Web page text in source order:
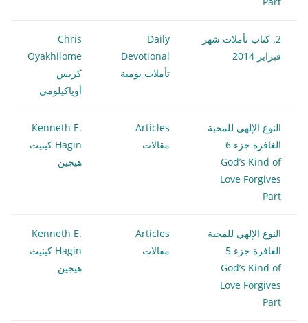
2. كتاب تأملات شهر
فبراير 2014
Daily
Devotional
تأملات يومية
Chris
Oyakhilome
كريس
أوياكيلومي
النوع الإلهي للمحبة
الغافرة جزء 6
God’s Kind of
Love Forgives
Part
Articles
مقالات
Kenneth E.
Hagin كينيث
هيجين
النوع الإلهي للمحبة
الغافرة جزء 5
God’s Kind of
Love Forgives
Part
Articles
مقالات
Kenneth E.
Hagin كينيث
هيجين